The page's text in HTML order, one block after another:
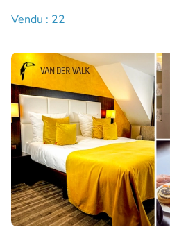
Vendu : 22